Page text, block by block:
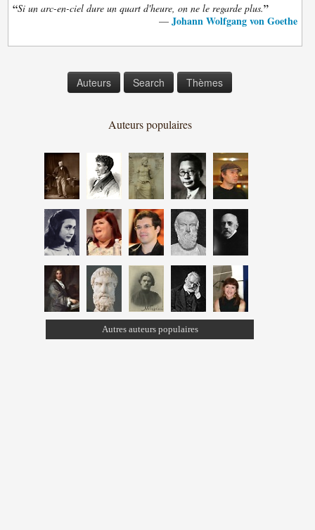
“Si un arc-en-ciel dure un quart d'heure, on ne le regarde plus.”
— Johann Wolfgang von Goethe
Auteurs Search Thèmes
Auteurs populaires
Autres auteurs populaires